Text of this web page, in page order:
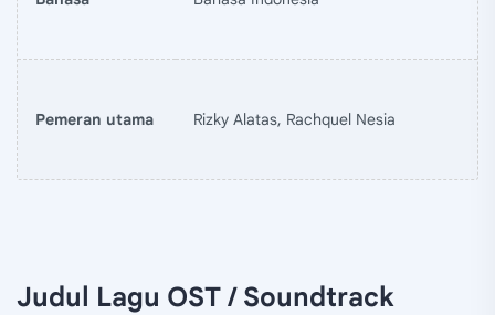
Pemeran utama Rizky Alatas, Rachquel Nesia
Judul Lagu OST / Soundtrack